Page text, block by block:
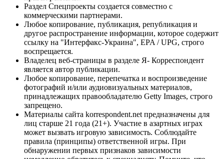
Раздел Спецпроекты создается совместно с
коммерческими партнерами.
Любое копирование, публикация, републикация и
другое распространение информации, которое содержит
ссылку на "Интерфакс-Украина", EPA / UPG, строго
воспрещается.
Владелец веб-страницы в разделе Я- Корреспондент
является автор публикации.
Любое копирование, перепечатка и воспроизведение
фотографий и/или аудиовизуальных материалов,
принадлежащих правообладателю Getty Images, строго
запрещено.
Материалы сайта korrespondent.net предназначены для
лиц старше 21 года (21+). Участие в азартных играх
может вызвать игровую зависимость. Соблюдайте
правила (принципы) ответственной игры. При
обнаружении первых признаков зависимости